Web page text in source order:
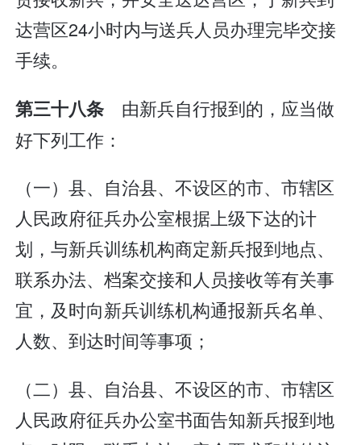
达营区24小时内与送兵人员办理完毕交接
手续。
第三十八条 由新兵自行报到的，应当做
好下列工作：
（一）县、自治县、不设区的市、市辖区
人民政府征兵办公室根据上级下达的计
划，与新兵训练机构商定新兵报到地点、
联系办法、档案交接和人员接收等有关事
宜，及时向新兵训练机构通报新兵名单、
人数、到达时间等事项；
（二）县、自治县、不设区的市、市辖区
人民政府征兵办公室书面告知新兵报到地